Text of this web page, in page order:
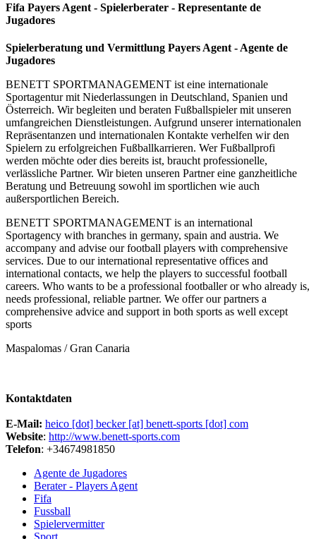
Fifa Payers Agent - Spielerberater - Representante de
Jugadores
Spielerberatung und Vermittlung Payers Agent - Agente de
Jugadores
BENETT SPORTMANAGEMENT ist eine internationale
Sportagentur mit Niederlassungen in Deutschland, Spanien und
Österreich. Wir begleiten und beraten Fußballspieler mit unseren
umfangreichen Dienstleistungen. Aufgrund unserer internationalen
Repräsentanzen und internationalen Kontakte verhelfen wir den
Spielern zu erfolgreichen Fußballkarrieren. Wer Fußballprofi
werden möchte oder dies bereits ist, braucht professionelle,
verlässliche Partner. Wir bieten unseren Partner eine ganzheitliche
Beratung und Betreuung sowohl im sportlichen wie auch
außersportlichen Bereich.
BENETT SPORTMANAGEMENT is an international
Sportagency with branches in germany, spain and austria. We
accompany and advise our football players with comprehensive
services. Due to our international representative offices and
international contacts, we help the players to successful football
careers. Who wants to be a professional footballer or who already is,
needs professional, reliable partner. We offer our partners a
comprehensive advice and support in both sports as well except
sports
Maspalomas / Gran Canaria
Kontaktdaten
E-Mail: heico [dot] becker [at] benett-sports [dot] com
Website: http://www.benett-sports.com
Telefon: +34674981850
Agente de Jugadores
Berater - Players Agent
Fifa
Fussball
Spielervermitter
Sport